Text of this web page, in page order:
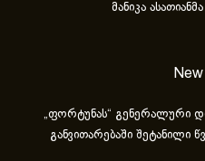
მანიკა
„ფორტუნას“ გენერალური
განვითარებაში